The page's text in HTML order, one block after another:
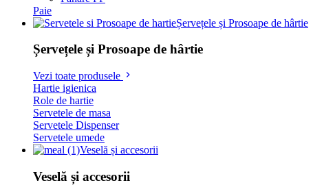
Paie
Șervețele și Prosoape de hârtie
Șervețele și Prosoape de hârtie
Vezi toate produsele
Hartie igienica
Role de hartie
Servetele de masa
Servetele Dispenser
Servetele umede
Veselă și accesorii
Veselă și accesorii